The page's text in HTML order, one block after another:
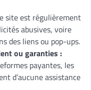
site est régulièrement
abusives, voire
des liens ou pop-ups.
ou garanties :
payantes, les
d’aucune assistance